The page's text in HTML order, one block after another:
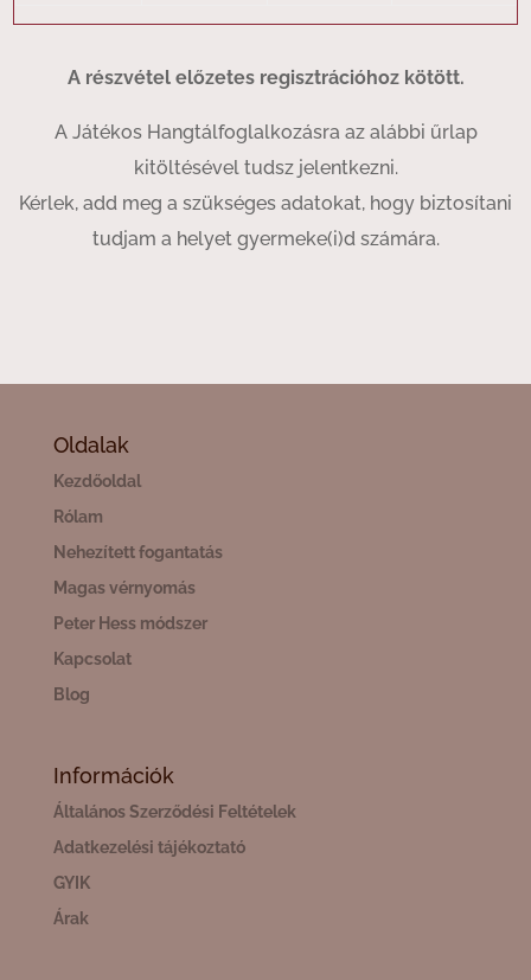
A részvétel előzetes regisztrációhoz kötött.
A Játékos Hangtálfoglalkozásra az alábbi űrlap
kitöltésével tudsz jelentkezni.
Kérlek, add meg a szükséges adatokat, hogy biztosítani
tudjam a helyet gyermeke(i)d számára.
Oldalak
Kezdőoldal
Rólam
Nehezített fogantatás
Magas vérnyomás
Peter Hess módszer
Kapcsolat
Blog
Információk
Általános Szerződési Feltételek
Adatkezelési tájékoztató
GYIK
Árak